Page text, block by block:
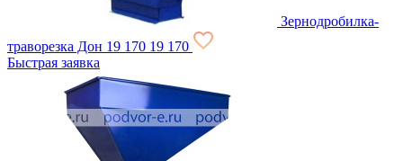
Зернодробилка-
траворезка Дон 19 170 19 170
Быстрая заявка